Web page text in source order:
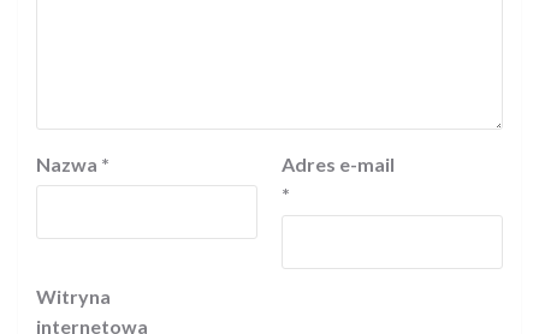
Nazwa *
Adres e-mail
*
Witryna
internetowa